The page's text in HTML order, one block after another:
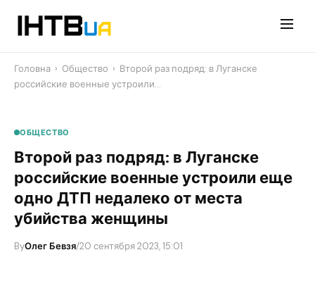
Головна › Общество › Второй раз подряд: в Луганске
российские военные устроили…
ОБЩЕСТВО
Второй раз подряд: в Луганске
российские военные устроили еще
одно ДТП недалеко от места
убийства женщины
ByОлег Бевзя/20 сентября 2023, 15:01